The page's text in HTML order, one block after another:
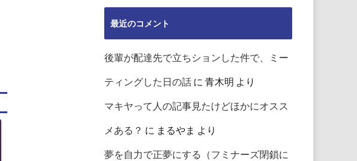
最近のコメント
後輩が配達先で立ちションした件で、ミー
ティングした日の話 に 青木明 より
マキヤって人の記事見たけどほかにオスス
メある？ に まるやま より
夢を自力で正夢にする（フミナーズ閉鎖に